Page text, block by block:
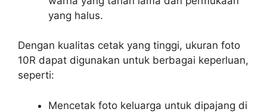
yang halus.
Dengan kualitas cetak yang tinggi, ukuran foto
10R dapat digunakan untuk berbagai keperluan,
seperti:
Mencetak foto keluarga untuk dipajang di